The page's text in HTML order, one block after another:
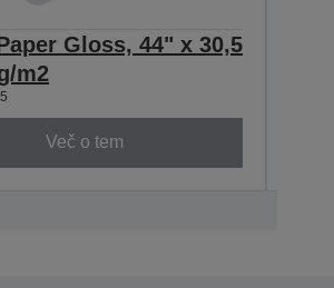
Gloss, 44" x 30,5
m2
Več o tem